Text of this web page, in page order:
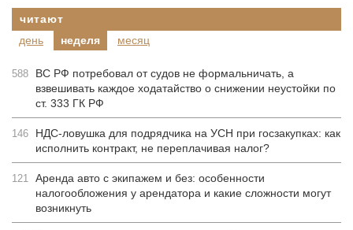
читают
день
неделя месяц
588
ВС РФ потребовал от судов не формальничать, а
взвешивать каждое ходатайство о снижении неустойки по
ст. 333 ГК РФ
146
НДС-ловушка для подрядчика на УСН при госзакупках: как
исполнить контракт, не переплачивая налог?
121 Аренда авто с экипажем и без: особенности
налогообложения у арендатора и какие сложности могут
возникнуть